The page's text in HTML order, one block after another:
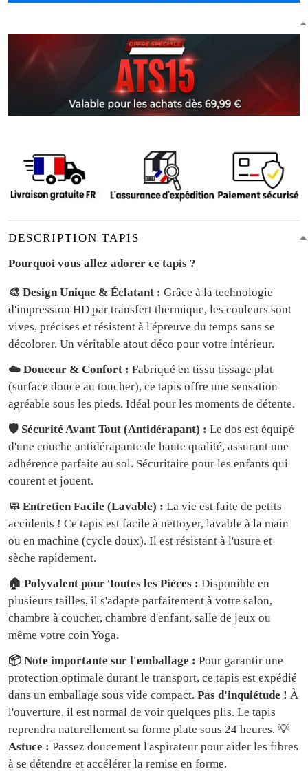
DESCRIPTION TAPIS
Pourquoi vous allez adorer ce tapis ?
🎨 Design Unique & Éclatant : Grâce à la technologie
d'impression HD par transfert thermique, les couleurs sont
vives, précises et résistent à l'épreuve du temps sans se
décolorer. Un véritable atout déco pour votre intérieur.
☁️ Douceur & Confort : Fabriqué en tissu tissage plat
(surface douce au toucher), ce tapis offre une sensation
agréable sous les pieds. Idéal pour les moments de détente.
🛡️ Sécurité Avant Tout (Antidérapant) : Le dos est équipé
d'une couche antidérapante de haute qualité, assurant une
adhérence parfaite au sol. Sécuritaire pour les enfants qui
courent et jouent.
🧼 Entretien Facile (Lavable) : La vie est faite de petits
accidents ! Ce tapis est facile à nettoyer, lavable à la main
ou en machine (cycle doux). Il est résistant à l'usure et
sèche rapidement.
🏠 Polyvalent pour Toutes les Pièces : Disponible en
plusieurs tailles, il s'adapte parfaitement à votre salon,
chambre à coucher, chambre d'enfant, salle de jeux ou
même votre coin Yoga.
📦 Note importante sur l'emballage : Pour garantir une
protection optimale durant le transport, ce tapis est expédié
dans un emballage sous vide compact. Pas d'inquiétude ! À
l'ouverture, il est normal de voir quelques plis. Le tapis
reprendra naturellement sa forme plate sous 24 heures. 💡
Astuce : Passez doucement l'aspirateur pour aider les fibres
à se détendre et accélérer la remise en forme.